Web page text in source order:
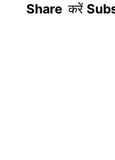
Shareकरें